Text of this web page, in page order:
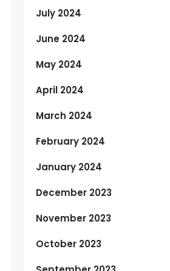
July 2024
June 2024
May 2024
April 2024
March 2024
February 2024
January 2024
December 2023
November 2023
October 2023